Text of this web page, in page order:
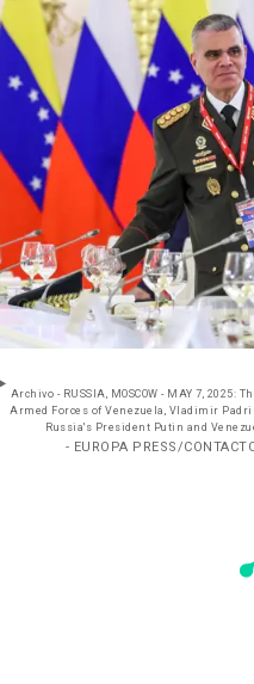
Archivo - RUSSIA, MOSCOW - MAY 7,
Armed Forces of Venezuela, Vladimir
Russia's President Putin and
- EUROPA PRESS/